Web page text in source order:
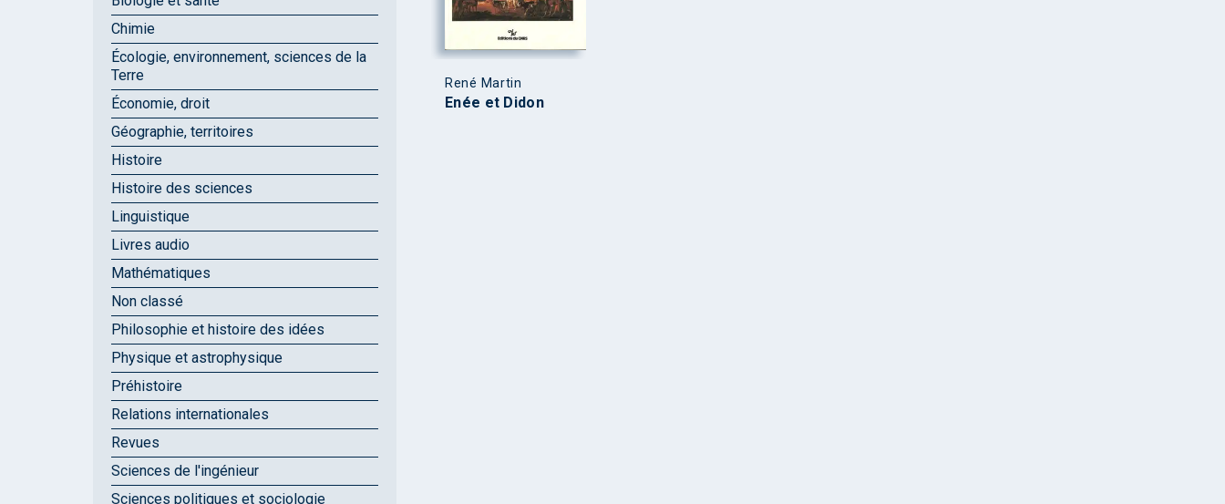
René Martin
Enée et Didon
Chimie
Écologie, environnement, sciences de la
Terre
Économie, droit
Géographie, territoires
Histoire
Histoire des sciences
Linguistique
Livres audio
Mathématiques
Non classé
Philosophie et histoire des idées
Physique et astrophysique
Préhistoire
Relations internationales
Revues
Sciences de l'ingénieur
Sciences politiques et sociologie